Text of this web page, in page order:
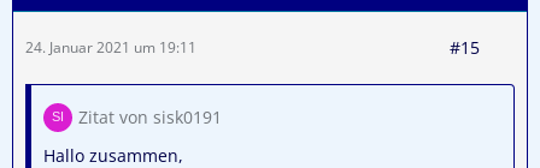
24. Januar 2021 um 19:11 #15
Zitat von sisk0191
Hallo zusammen,